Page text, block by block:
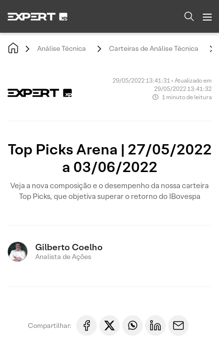
Análise Técnica Carteiras de Análise Técnica
29/05/2022 13:41:31 • Atualizado em
29/05/2022 13:41:32
1 minuto de leitura
Top Picks Arena | 27/05/2022
a 03/06/2022
Veja a nova composição e o desempenho da nossa carteira
Top Picks, que objetiva superar o retorno do IBovespa
Gilberto Coelho
Analista de Ações
Compartilhar: